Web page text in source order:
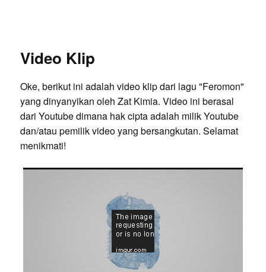
Video Klip
Oke, berikut ini adalah video klip dari lagu "Feromon"
yang dinyanyikan oleh Zat Kimia. Video ini berasal
dari Youtube dimana hak cipta adalah milik Youtube
dan/atau pemilik video yang bersangkutan. Selamat
menikmati!